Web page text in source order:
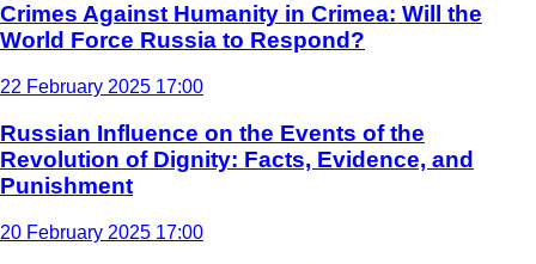
Crimes Against Humanity in Crimea: Will the
World Force Russia to Respond?
22 February 2025 17:00
Russian Influence on the Events of the
Revolution of Dignity: Facts, Evidence, and
Punishment
20 February 2025 17:00